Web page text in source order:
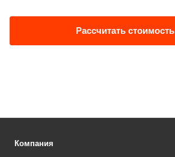
Рассчитать стоимость
Компания